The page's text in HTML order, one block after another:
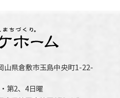
山県倉敷市玉島中央町1-22-
第2、4日曜